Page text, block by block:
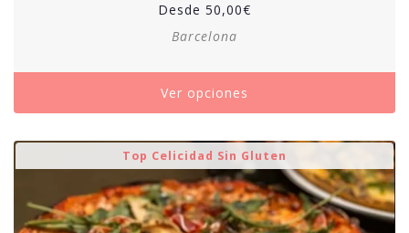
Desde 50,00€
Barcelona
Ver opciones
Top Celicidad Sin Gluten